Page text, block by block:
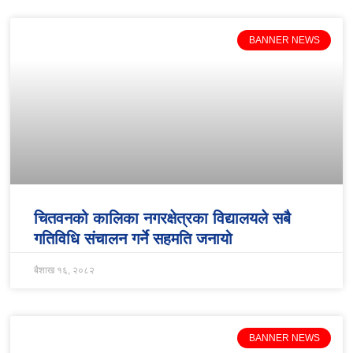
BANNER NEWS
चितवनको कालिका नगरक्षेत्रका विद्यालयले सबै
गतिविधि संचालन गर्ने सहमति जनायो
बैशाख १६, २०८२
BANNER NEWS